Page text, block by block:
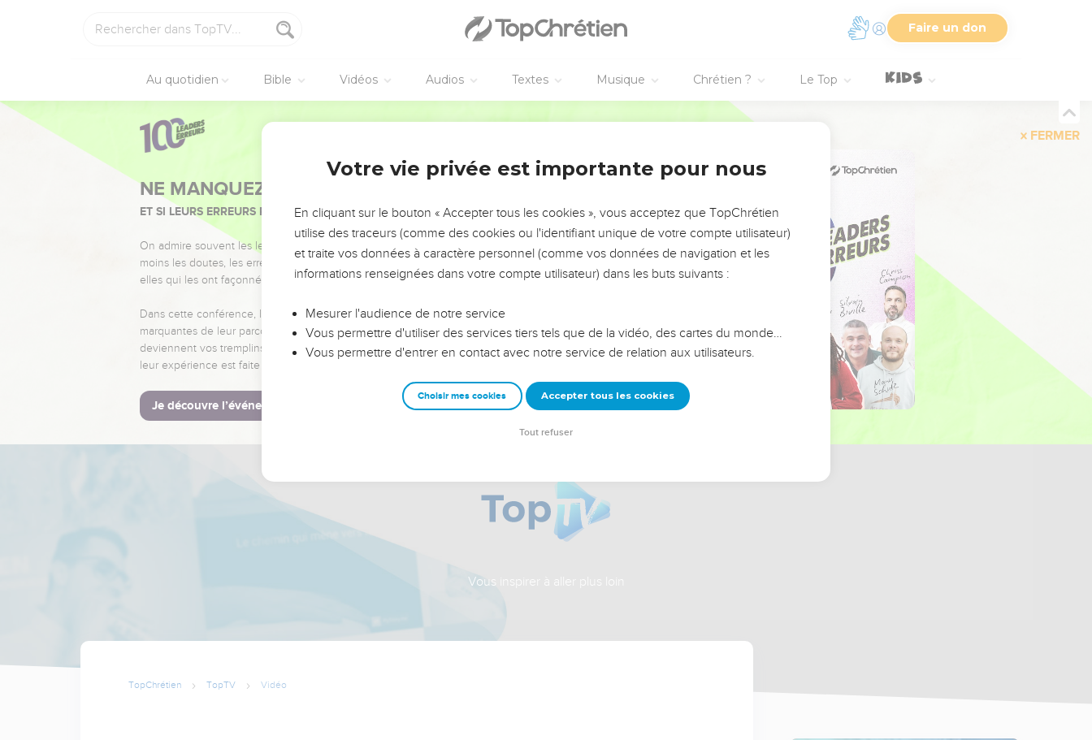
Faire un don
Au quotidien Bible Vidéos Audios Textes Musique Chrétien ? Le Top
FERMER
NE MANQUEZ PAS L’ÉVÉNEMENT DE L’ANNÉE !
ET SI LEURS ERREURS POUVAIENT VOUS ÉVITER LES VOTRES ?
On admire souvent les leaders pour leurs réussites, leur impact, leur foi ou leur vision. Mais on voit
moins les doutes, les erreurs et les saisons difficiles qu'ils ont traversés, alors même que ce sont
elles qui les ont façonnés.
Dans cette conférence, leaders, entrepreneurs, et responsables reviennent sur les erreurs
marquantes de leur parcours et les clés pour avancer avec plus de sagesse afin que leurs erreurs
deviennent vos tremplins. Que vous guidiez un ministère, une équipe, un groupe ou une famille,
leur expérience est faite pour vous.
Je découvre l’événement
Vous inspirer à aller plus loin
TopChrétien TopTV Vidéo
Votre vie privée est importante pour nous
En cliquant sur le bouton « Accepter tous les cookies », vous acceptez que TopChrétien
utilise des traceurs (comme des cookies ou l'identifiant unique de votre compte utilisateur)
et traite vos données à caractère personnel (comme vos données de navigation et les
informations renseignées dans votre compte utilisateur) dans les buts suivants :
Mesurer l'audience de notre service
Vous permettre d'utiliser des services tiers tels que de la vidéo, des cartes du monde…
Vous permettre d'entrer en contact avec notre service de relation aux utilisateurs.
Choisir mes cookies Accepter tous les cookies
Tout refuser